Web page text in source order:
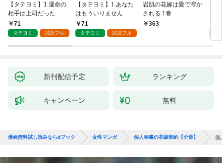
【タテヨミ】1.運命の
相手は上司だった
71
タテヨミ 試読フル
【タテヨミ】1.あなた
はもういりません
71
タテヨミ 試読フル
岩肌の花嫁は愛で溶か
される 1巻
363
愛
新刊配信予定 ランキング
キャンペーン 無料
漫画無料試し読みならdブック 女性マンガ 個人秘書の花嫁契約【分冊】 個